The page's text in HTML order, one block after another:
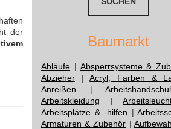
der
Baumarkt
Abläufe | Absperrsysteme &
Abzieher |Acryl, Farben &
Anreißen |
Arbeitskleidung |
Arbeitsplätze & -hilfen |
Armaturen & Zubehör |